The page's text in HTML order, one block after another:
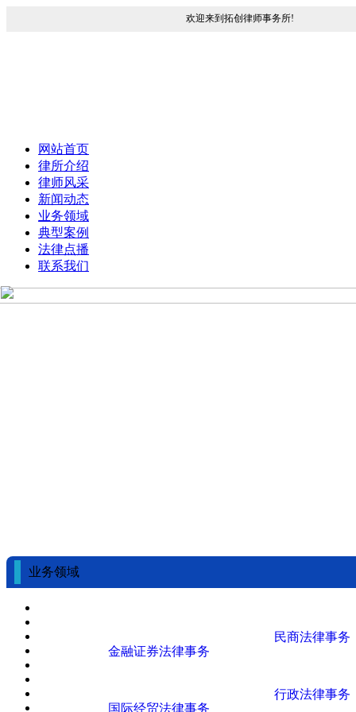
欢迎来到拓创律师事务所!
网站首页
律所介绍
律师风采
新闻动态
业务领域
典型案例
法律点播
联系我们
业务领域
民商法律事务
金融证券法律事务
行政法律事务
国际经贸法律事务